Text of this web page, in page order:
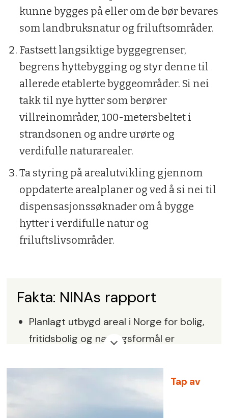
kunne bygges på eller om de bør bevares
som landbruksnatur og friluftsområder.
Fastsett langsiktige byggegrenser,
begrens hyttebygging og styr denne til
allerede etablerte byggeområder. Si nei
takk til nye hytter som berører
villreinområder, 100-metersbeltet i
strandsonen og andre urørte og
verdifulle naturarealer.
Ta styring på arealutvikling gjennom
oppdaterte arealplaner og ved å si nei til
dispensasjonssøknader om å bygge
hytter i verdifulle natur og
friluftslivsområder.
Fakta: NINAs rapport
Planlagt utbygd areal i Norge for bolig,
fritidsbolig og næringsformål er
dekar. Samlet arealreserve for disse
formålene utgjør dermed 0,7 % av
Norges fastlandsareal (323 808 km2).
Tap av